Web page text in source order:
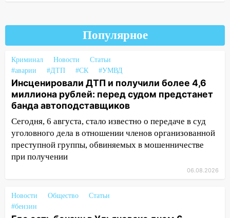
14:26 В Ульяновске ограничат движение
по улице Ефремова
передумать увольняться, если им
повысят зарплату
14:01 Инсценировали ДТП и получили
более 4,6 миллиона рублей: перед
судом предстанет банда
автоподставщиков
13:36 В Инзе произошел крупный пожар
животными
Популярное
Криминал Новости
Статьи
#аварии
#ДТП #СК #УМВД
Инсценировали ДТП и получили более 4,6
миллиона рублей: перед судом предстанет
банда автоподставщиков
Сегодня, 6 августа, стало известно о передаче в суд
уголовного дела в отношении членов организованной
преступной группы, обвиняемых в мошенничестве
при получении
06.08.2026
Новости Общество
Статьи
#бензин